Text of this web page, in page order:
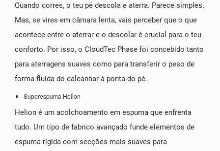
Quando corres, o teu pé descola e aterra. Parece simples.
Mas, se vires em câmara lenta, vais perceber que o que
acontece entre o aterrar e o descolar é crucial para o teu
conforto. Por isso, o CloudTec Phase foi concebido tanto
para aterragens suaves como para transferir o peso de
forma fluida do calcanhar à ponta do pé.
Superespuma Helion
Helion é um acolchoamento em espuma que enfrenta
tudo. Um tipo de fabrico avançado funde elementos de
espuma rígida com secções mais suaves para